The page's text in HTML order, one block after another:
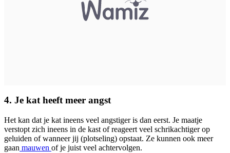
4. Je kat heeft meer angst
Het kan dat je kat ineens veel angstiger is dan eerst. Je maatje
verstopt zich ineens in de kast of reageert veel schrikachtiger op
geluiden of wanneer jij (plotseling) opstaat. Ze kunnen ook meer
gaan mauwen of je juist veel achtervolgen.